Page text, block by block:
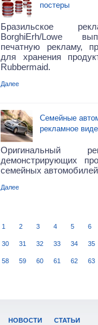
постеры
Бразильское
BorghiErh/Lowe
печатную рекламу,
для хранения
Rubbermaid.
Далее
Семейные
рекламное
Оригинальный
демонстрирующих
семейных
Далее
1 2 3 4 5 6
30 31 32 33 34 35
58 59 60 61 62 63
НОВОСТИ СТАТЬИ